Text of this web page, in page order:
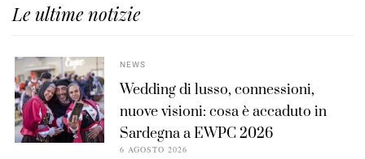
Le ultime notizie
NEWS
Wedding di lusso, connessioni,
nuove visioni: cosa è accaduto in
Sardegna a EWPC 2026
6 AGOSTO 2026